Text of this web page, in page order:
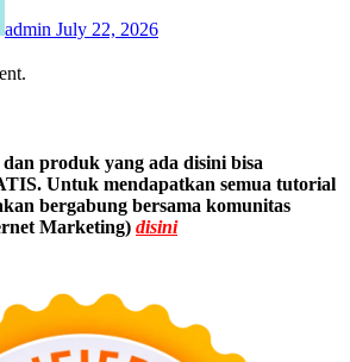
admin July 22, 2026
produk yang ada disini bisa
Untuk mendapatkan semua tutorial
bergabung bersama komunitas
Marketing) disini